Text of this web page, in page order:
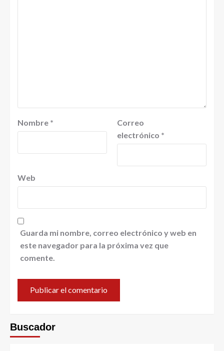
Nombre *
Correo
electrónico *
Web
Guarda mi nombre, correo electrónico y web en
este navegador para la próxima vez que
comente.
Buscador